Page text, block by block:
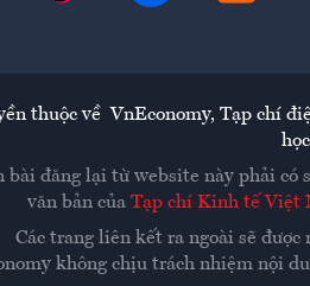
thuộc về VnEconomy, Tạp chí
đăng lại từ website này phải có
văn bản của Tạp chí Kinh tế Việt
Các trang liên kết ra ngoài sẽ được
không chịu trách nhiệm nội